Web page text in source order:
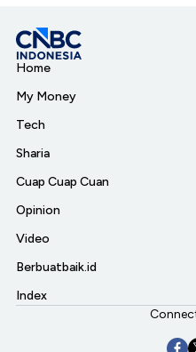
Home
My Money
Tech
Sharia
Cuap Cuap Cuan
Opinion
Video
Berbuatbaik.id
Index